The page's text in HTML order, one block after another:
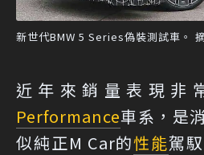
新世代BMW 5 Series偽裝測試車。
近年來銷量表現非
Performance車系，是
似純正M Car的性能駕